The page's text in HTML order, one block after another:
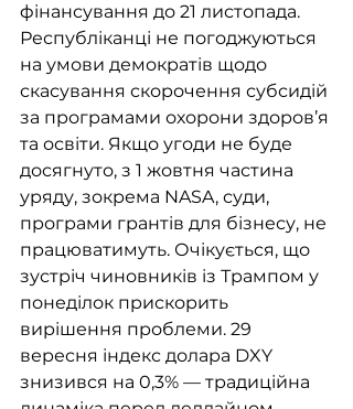
фінансування до 21 листопада.
Республіканці не погоджуються
на умови демократів щодо
скасування скорочення субсидій
за програмами охорони здоров’я
та освіти. Якщо угоди не буде
досягнуто, з 1 жовтня частина
уряду, зокрема NASA, суди,
програми грантів для бізнесу, не
працюватимуть. Очікується, що
зустріч чиновників із Трампом у
понеділок прискорить
вирішення проблеми. 29
вересня індекс долара DXY
знизився на 0,3% — традиційна